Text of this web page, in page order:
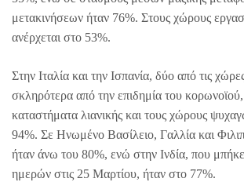
μετακινήσεων ήταν 76%. Στους χώρους
ανέρχεται στο 53%.
Στην Ιταλία και την Ισπανία, δύο από τις
σκληρότερα από την επιδημία του
καταστήματα λιανικής και τους χώρους
94%. Σε Ηνωμένο Βασίλειο, Γαλλία και
ήταν άνω του 80%, ενώ στην Ινδία, που
ημερών στις 25 Μαρτίου, ήταν στο 77%.